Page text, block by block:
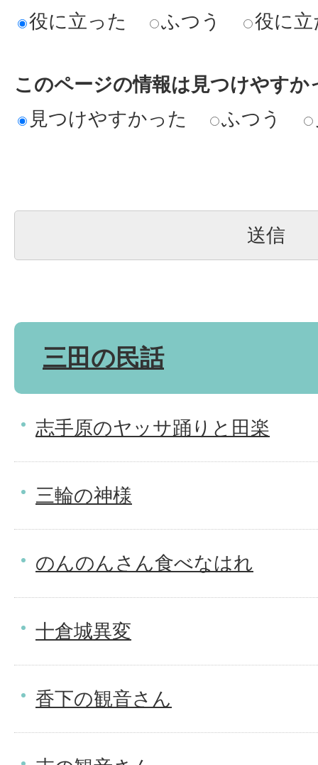
役に立った
ふつう 役に
このページの情報は見つけやすか
見つけやすかった
ふつう
三田の民話
志手原のヤッサ踊りと田楽
三輪の神様
のんのんさん食べなはれ
十倉城異変
香下の観音さん